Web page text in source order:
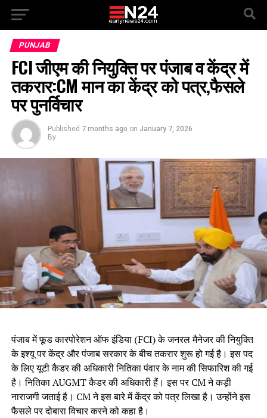
PUNJAB
FCI जीएम की नियुक्ति पर पंजाब व केंद्र में
तकरार:CM मान का केंद्र को पत्र,फैसले
पर पुनर्विचार
Published 7 months ago on January 7, 2026
By
पंजाब में फूड कारपोरेशन ऑफ इंडिया (FCI) के जनरल मैनेजर की नियुक्ति
के इश्यू पर केंद्र और पंजाब सरकार के बीच तकरार शुरू हो गई है। इस पद
के लिए यूटी कैडर की अधिकारी नितिका पंवार के नाम की सिफारिश की गई
है। नितिका AUGMT कैडर की अधिकारी हैं। इस पर CM ने कड़ी
नाराजगी जताई है। CM ने इस बारे में केंद्र को पत्र लिखा है। उन्होंने इस
फैसले पर दोबारा विचार करने को कहा है।